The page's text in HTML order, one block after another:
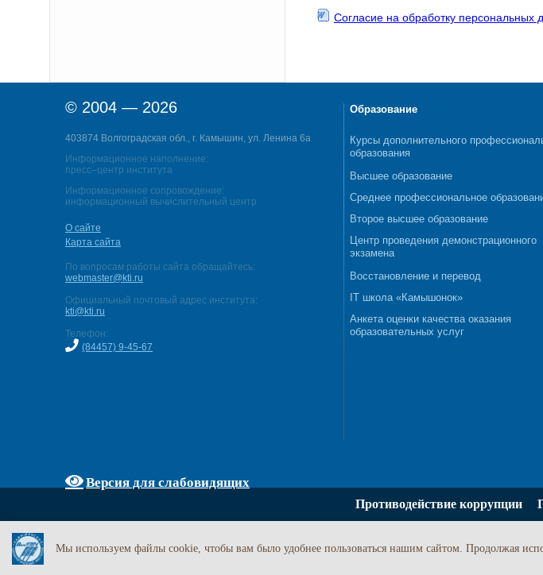
Согласие на обработку персональных
© 2004 — 2026
403874 Волгоградская обл., г. Камышин, ул. Ленина 6а
Информационное наполнение:
пресс–центр института
Информационное сопровождение:
информационный вычислительный центр
О сайте
Карта сайта
По вопросам работы сайта обращайтесь:
webmaster@kti.ru
Официальный почтовый адрес института:
kti@kti.ru
Телефон:
(84457) 9-45-67
Версия для слабовидящих
Образование
Курсы дополнительного
образования
Высшее образование
Среднее профессиональное
Второе высшее образование
Центр проведения демонстрационного
экзамена
Восстановление и перевод
IT школа «Камышонок»
Анкета оценки качества оказания
образовательных услуг
Противодействие коррупции
Мы используем файлы cookie, чтобы вам было удобнее пользоваться нашим сайтом. Продолжая